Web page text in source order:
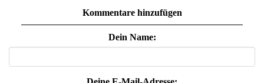
Kommentare hinzufügen
Dein Name: